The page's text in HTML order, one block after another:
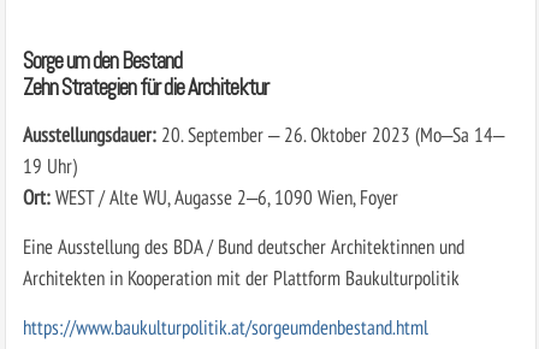
Sorge um den Bestand
Zehn Strategien für die Architektur
Ausstellungsdauer:20. September ‒ 26. Oktober 2023 (Mo‒Sa 14‒
19 Uhr)
Ort:WEST / Alte WU, Augasse 2‒6, 1090 Wien, Foyer
Eine Ausstellung des BDA / Bund deutscher Architektinnen und
Architekten in Kooperation mit der Plattform Baukulturpolitik
https://www.baukulturpolitik.at/sorgeumdenbestand.html